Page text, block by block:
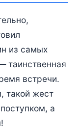
из самых
таинственная
встречи.
такой жест
а